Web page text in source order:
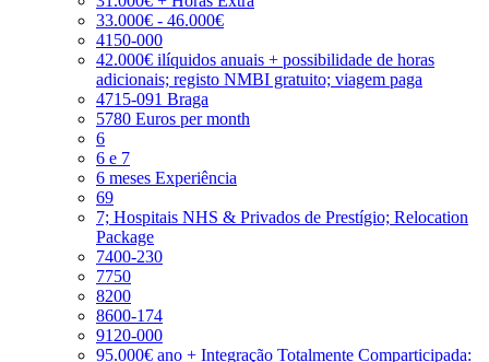
33.000€ - 46.000€
4150-000
42.000€ ilíquidos anuais + possibilidade de horas
adicionais; registo NMBI gratuito; viagem paga
4715-091 Braga
5780 Euros per month
6
6 e 7
6 meses Experiência
69
7; Hospitais NHS & Privados de Prestígio; Relocation
Package
7400-230
7750
8200
8600-174
9120-000
95.000€ ano + Integração Totalmente Comparticipada: